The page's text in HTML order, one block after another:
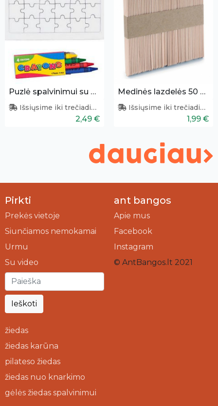
Puzlė spalvinimui su kreidelėmis
Išsiųsime iki trečiadienio
2,49 €
Medinės lazdelės 50 vnt.
Išsiųsime iki trečiadienio
1,99 €
Pirkti
Prekės vietoje
Siunčiamos nemokamai
Urmu
Su video
Ieškoti
žiedas
žiedas karūna
pilateso žiedas
žiedas nuo knarkimo
gėlės žiedas spalvinimui
ant bangos
Apie mus
Facebook
Instagram
© AntBangos.lt 2021